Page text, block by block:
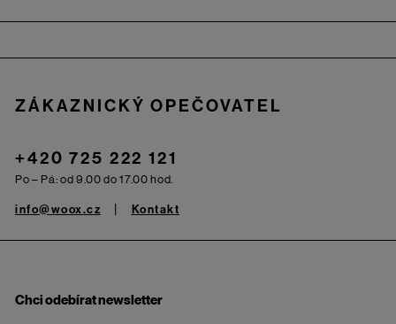
ZÁKAZNICKÝ OPEČOVATEL
+420 725 222 121
Po – Pá: od 9.00 do 17.00 hod.
info@woox.cz Kontakt
Chci odebírat newsletter